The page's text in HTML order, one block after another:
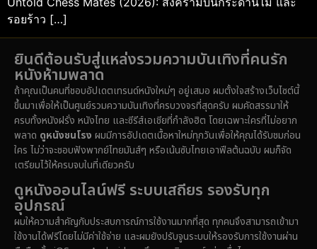
รอยร้าว […]
ยินดีต้อนรับสู่แหล่งรวมความบันเทิงที่คนรัก
หนังห้ามพลาด
ถ้าคุณเป็นคนที่ชอบอัปเดตเทรนด์หนังใหม่ๆ อยู่เสมอ ผมตั้งใจสร้างเว็บไซต์นี้
ขึ้นมาเพื่อให้เป็นศูนย์รวมความบันเทิงที่ครบวงจรที่สุดครับ ผมคัดสรรมาให้
ครบทั้งหนังฝรั่ง หนังไทย และซีรีส์เอเชียที่กำลังฮิต โดยเฉพาะใครที่ไม่อยาก
พลาด ดูหนังชนโรง ผมมีการอัปเดตเนื้อหาใหม่ทุกวันเพื่อให้คุณได้รับชมก่อน
ใคร ไม่ว่าจะชอบฟังพากย์ไทยมันส์ๆ หรือเน้นซับไทยเอาฟีลต้นฉบับ ผมก็จัด
เตรียมไว้ให้ครบจบในที่เดียวครับ
ดูหนังออนไลน์ฟรี ระบบเสถียร รองรับทุก
อุปกรณ์
ผมให้ความสำคัญกับประสบการณ์การใช้งานมากที่สุด ทุกคนจึงสามารถเข้ามา
ใช้งานได้ฟรีโดยไม่มีค่าใช้จ่าย และผมยังปรับจูนระบบให้รองรับการใช้งานผ่าน